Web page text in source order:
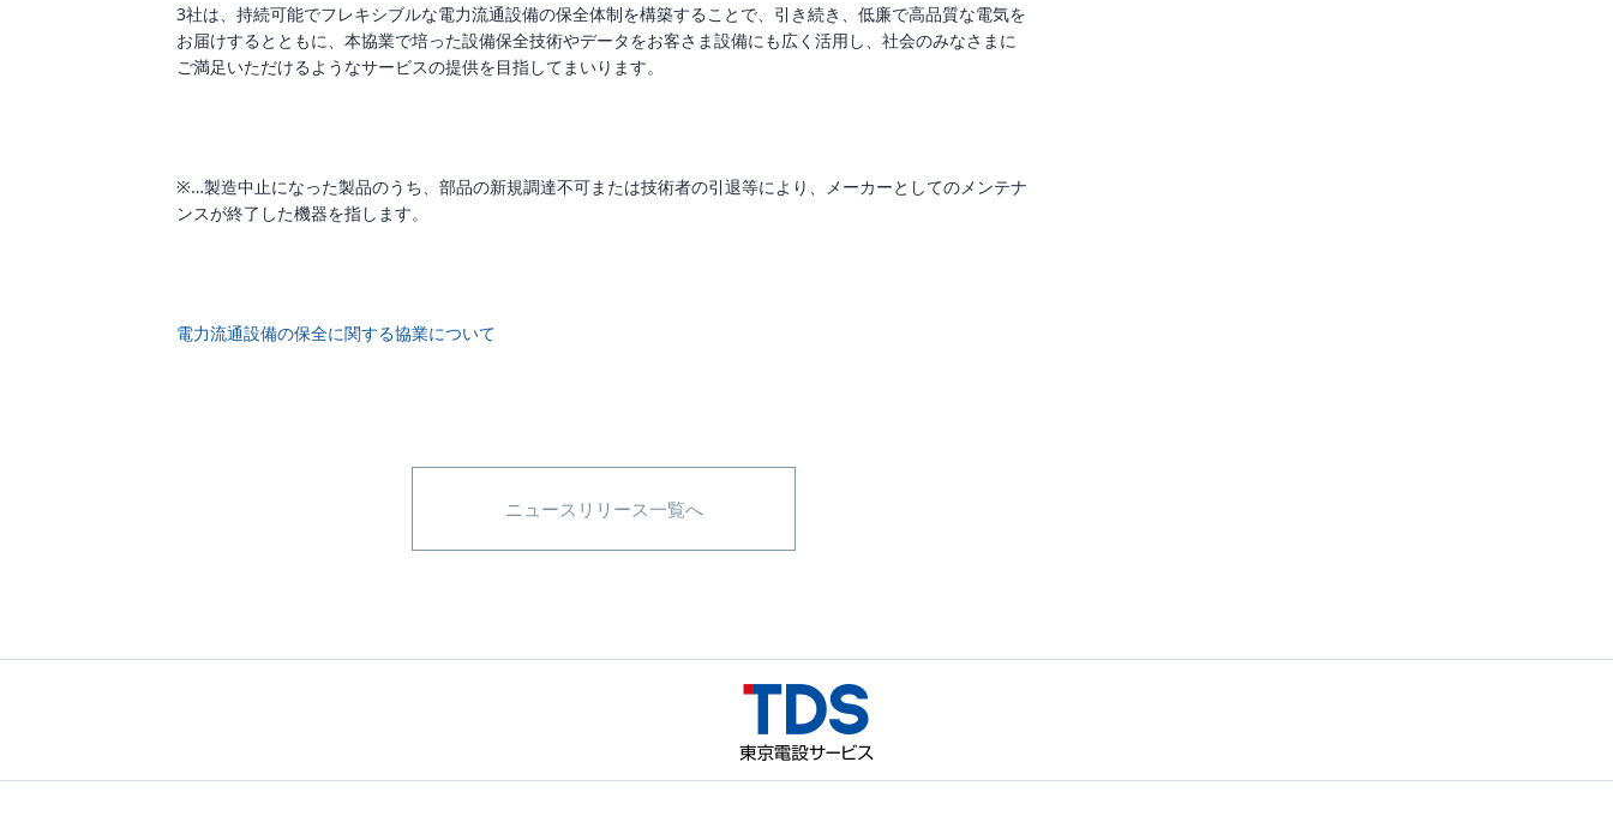
3社は、持続可能でフレキシブルな電力流通設備の保全体制を構築することで、引き続き、低廉で高品質な電気を
お届けするとともに、本協業で培った設備保全技術やデータをお客さま設備にも広く活用し、社会のみなさまに
ご満足いただけるようなサービスの提供を目指してまいります。
※…製造中止になった製品のうち、部品の新規調達不可または技術者の引退等により、メーカーとしてのメンテナ
ンスが終了した機器を指します。
電力流通設備の保全に関する協業について
ニュースリリース一覧へ